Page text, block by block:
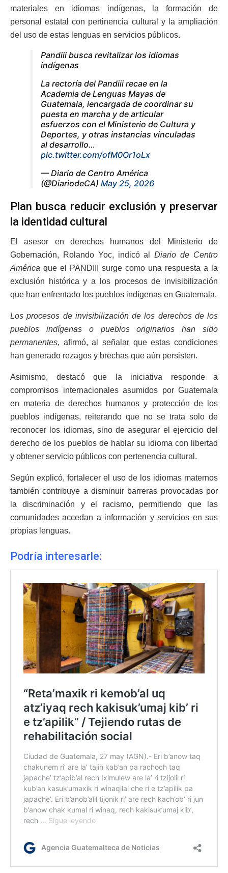
materiales en idiomas indígenas, la formación de
personal estatal con pertinencia cultural y la ampliación
del uso de estas lenguas en servicios públicos.
Pandiii busca revitalizar los idiomas
indígenas
La rectoría del Pandiii recae en la
Academia de Lenguas Mayas de
Guatemala, iencargada de coordinar su
puesta en marcha y de articular
esfuerzos con el Ministerio de Cultura y
Deportes, y otras instancias vinculadas
al desarrollo…
pic.twitter.com/ofM0Or1oLx
— Diario de Centro América
(@DiariodeCA) May 25, 2026
Plan busca reducir exclusión y preservar
la identidad cultural
El asesor en derechos humanos del Ministerio de
Gobernación, Rolando Yoc, indicó alDiario de Centro
América que el PANDIII surge como una respuesta a la
exclusión histórica y a los procesos de invisibilización
que han enfrentado los pueblos indígenas en Guatemala.
Los procesos de invisibilización de los derechos de los
pueblos indígenas o pueblos originarios han sido
permanentes, afirmó, al señalar que estas condiciones
han generado rezagos y brechas que aún persisten.
Asimismo, destacó que la iniciativa responde a
compromisos internacionales asumidos por Guatemala
en materia de derechos humanos y protección de los
pueblos indígenas, reiterando que no se trata solo de
reconocer los idiomas, sino de asegurar el ejercicio del
derecho de los pueblos de hablar su idioma con libertad
y obtener servicio públicos con pertenencia cultural.
Según explicó, fortalecer el uso de los idiomas maternos
también contribuye a disminuir barreras provocadas por
la discriminación y el racismo, permitiendo que las
comunidades accedan a información y servicios en sus
propias lenguas.
Podría interesarle: